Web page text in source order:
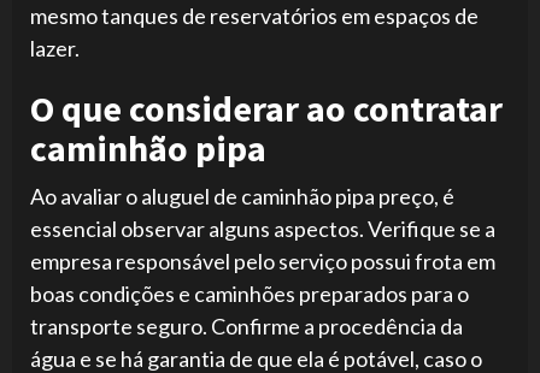
mesmo tanques de reservatórios em espaços de
lazer.
O que considerar ao contratar
caminhão pipa
Ao avaliar o aluguel de caminhão pipa preço, é
essencial observar alguns aspectos. Verifique se a
empresa responsável pelo serviço possui frota em
boas condições e caminhões preparados para o
transporte seguro. Confirme a procedência da
água e se há garantia de que ela é potável, caso o